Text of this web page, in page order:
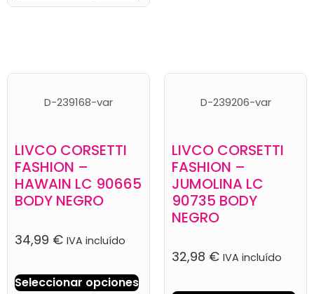
D-239168-var
LIVCO CORSETTI
FASHION –
HAWAIN LC 90665
BODY NEGRO
34,99 € IVA incluído
Seleccionar opciones
D-239206-var
LIVCO CORSETTI
FASHION –
JUMOLINA LC
90735 BODY
NEGRO
32,98 € IVA incluído